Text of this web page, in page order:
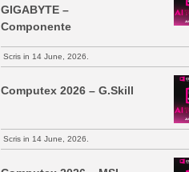
GIGABYTE –
Componente
Scris in 14 June, 2026.
Computex 2026 – G.Skill
Scris in 14 June, 2026.